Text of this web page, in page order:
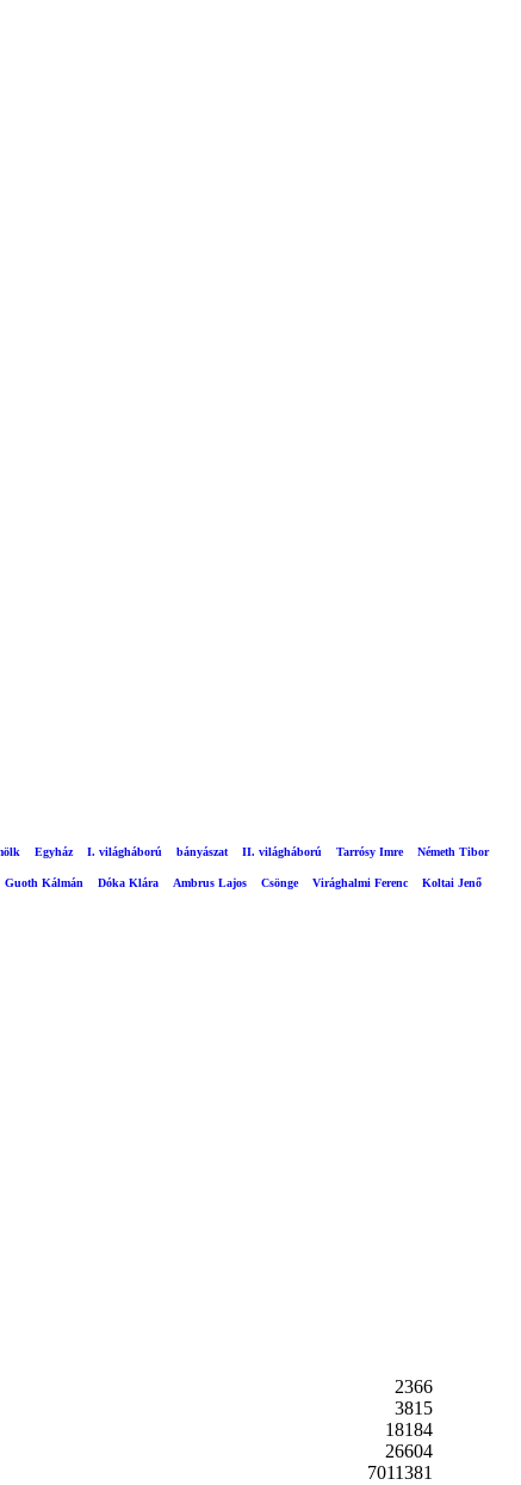
Egyház I. világháború bányászat II. világháború Tarrósy Imre Németh Tibor
Guoth Kálmán Dóka Klára Ambrus Lajos Csönge Virághalmi Ferenc Koltai Jenő
2366
3815
18184
26604
7011381